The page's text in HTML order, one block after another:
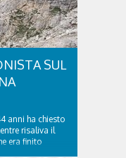
SUL
anni ha chiesto
risaliva il
era finito